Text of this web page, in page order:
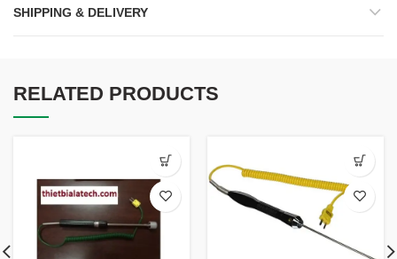
SHIPPING & DELIVERY
RELATED PRODUCTS